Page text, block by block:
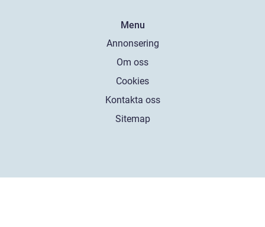
Menu
Annonsering
Om oss
Cookies
Kontakta oss
Sitemap